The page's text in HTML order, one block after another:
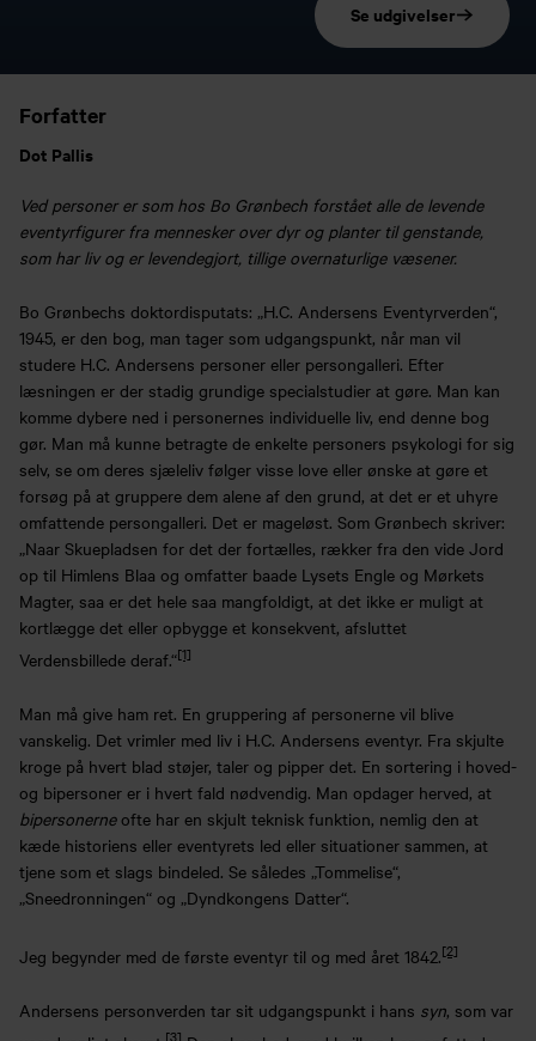
Se udgivelser
Forfatter
Dot Pallis
Ved personer er som hos Bo Grønbech forstået alle de levende
eventyrfigurer fra mennesker over dyr og planter til genstande,
som har liv og er levendegjort, tillige overnaturlige væsener.
Bo Grønbechs doktordisputats: „H.C. Andersens Eventyrverden“,
1945, er den bog, man tager som udgangspunkt, når man vil
studere H.C. Andersens personer eller persongalleri. Efter
læsningen er der stadig grundige specialstudier at gøre. Man kan
komme dybere ned i personernes individuelle liv, end denne bog
gør. Man må kunne betragte de enkelte personers psykologi for sig
selv, se om deres sjæleliv følger visse love eller ønske at gøre et
forsøg på at gruppere dem alene af den grund, at det er et uhyre
omfattende persongalleri. Det er mageløst. Som Grønbech skriver:
„Naar Skuepladsen for det der fortælles, rækker fra den vide Jord
op til Himlens Blaa og omfatter baade Lysets Engle og Mørkets
Magter, saa er det hele saa mangfoldigt, at det ikke er muligt at
kortlægge det eller opbygge et konsekvent, afsluttet
Verdensbillede deraf.“[1]
Man må give ham ret. En gruppering af personerne vil blive
vanskelig. Det vrimler med liv i H.C. Andersens eventyr. Fra skjulte
kroge på hvert blad støjer, taler og pipper det. En sortering i hoved-
og bipersoner er i hvert fald nødvendig. Man opdager herved, at
bipersonerneofte har en skjult teknisk funktion, nemlig den at
kæde historiens eller eventyrets led eller situationer sammen, at
tjene som et slags bindeled. Se således „Tommelise“,
„Sneedronningen“ og „Dyndkongens Datter“.
Jeg begynder med de første eventyr til og med året 1842.[2]
Andersens personverden tar sit udgangspunkt i hans syn, som var
[3]